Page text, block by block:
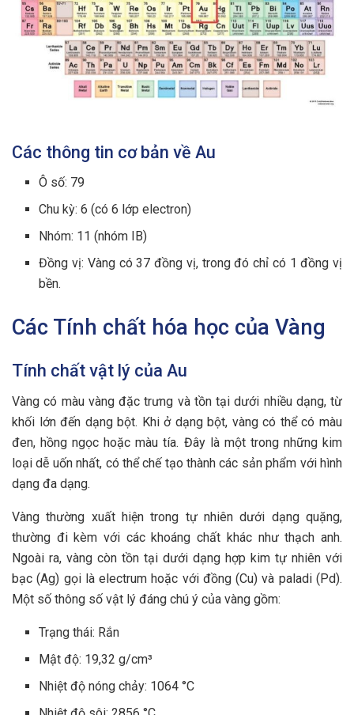
Các thông tin cơ bản về Au
Ô số: 79
Chu kỳ: 6 (có 6 lớp electron)
Nhóm: 11 (nhóm IB)
Đồng vị: Vàng có 37 đồng vị, trong đó chỉ có 1 đồng vị
bền.
Các Tính chất hóa học của Vàng
Tính chất vật lý của Au
Vàng có màu vàng đặc trưng và tồn tại dưới nhiều dạng, từ
khối lớn đến dạng bột. Khi ở dạng bột, vàng có thể có màu
đen, hồng ngọc hoặc màu tía. Đây là một trong những kim
loại dễ uốn nhất, có thể chế tạo thành các sản phẩm với hình
dạng đa dạng.
Vàng thường xuất hiện trong tự nhiên dưới dạng quặng,
thường đi kèm với các khoáng chất khác như thạch anh.
Ngoài ra, vàng còn tồn tại dưới dạng hợp kim tự nhiên với
bạc (Ag) gọi là electrum hoặc với đồng (Cu) và paladi (Pd).
Một số thông số vật lý đáng chú ý của vàng gồm:
Trạng thái: Rắn
Mật độ: 19,32 g/cm³
Nhiệt độ nóng chảy: 1064 °C